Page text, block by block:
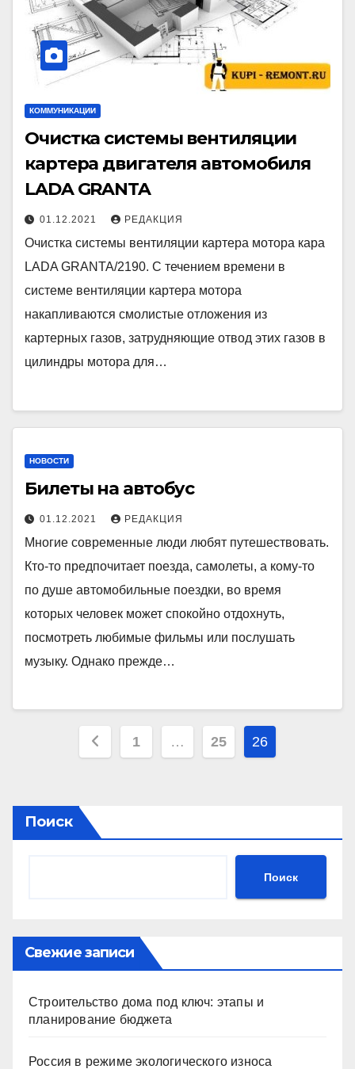
КОММУНИКАЦИИ
Очистка системы вентиляции
картера двигателя автомобиля
LADA GRANTA
01.12.2021 РЕДАКЦИЯ
Очистка системы вентиляции картера мотора кара
LADA GRANTA/2190. С течением времени в
системе вентиляции картера мотора
накапливаются смолистые отложения из
картерных газов, затрудняющие отвод этих газов в
цилиндры мотора для…
НОВОСТИ
Билеты на автобус
01.12.2021 РЕДАКЦИЯ
Многие современные люди любят путешествовать.
Кто-то предпочитает поезда, самолеты, а кому-то
по душе автомобильные поездки, во время
которых человек может спокойно отдохнуть,
посмотреть любимые фильмы или послушать
музыку. Однако прежде…
Пагинация
1 … 25 26
Поиск
Поиск
Свежие записи
Строительство дома под ключ: этапы и
планирование бюджета
Россия в режиме экологического износа